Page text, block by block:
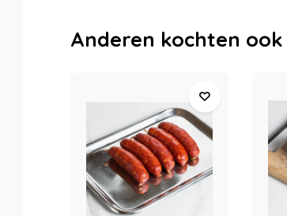
Anderen kochten ook